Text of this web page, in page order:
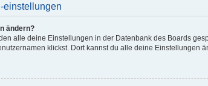
einstellungen
ändern?
alle deine Einstellungen in der Datenbank des Boards
klickst. Dort kannst du alle deine Einstellungen